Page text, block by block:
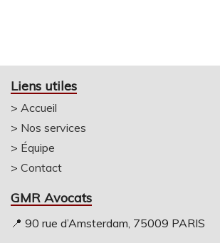
Liens utiles
> Accueil
> Nos services
> Équipe
> Contact
GMR Avocats
📍 90 rue d’Amsterdam, 75009 PARIS